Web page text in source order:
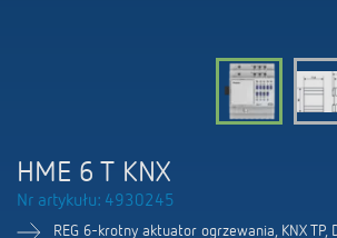
Osoby kontaktowe
HME 6 T KNX
Nr artykułu: 4930245
REG 6-krotny aktuator ogrzewania, KNX TP,